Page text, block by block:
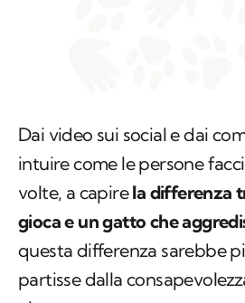
Dai video sui social e dai
intuire come le persone
volte, a capirela differenza
gioca e un gatto che
questa differenza sarebbe
partisse dalla